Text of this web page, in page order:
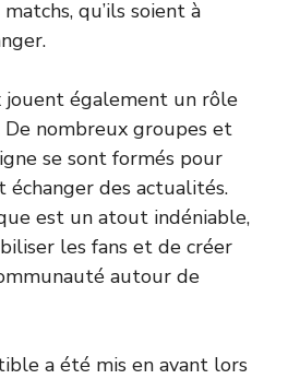
qu’ils soient à
jouent également un rôle
De nombreux groupes et
se sont formés pour
échanger des actualités.
est un atout indéniable,
les fans et de créer
autour de
a été mis en avant lors